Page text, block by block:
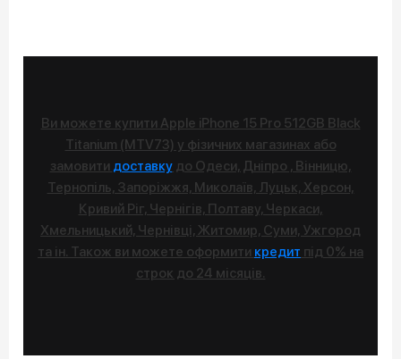
Ви можете купити Apple iPhone 15 Pro 512GB Black
Titanium (MTV73) у фізичних магазинах або
замовити доставкудо Одеси, Дніпро , Вінницю,
Тернопіль, Запоріжжя, Миколаїв, Луцьк, Херсон,
Кривий Ріг, Чернігів, Полтаву, Черкаси,
Хмельницький, Чернівці, Житомир, Суми, Ужгород
та ін. Також ви можете оформити кредит під 0% на
строк до 24 місяців.